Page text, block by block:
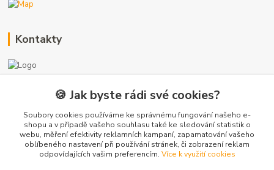
Kontakty
+420 775 872 753
info@radiatory-skladem.cz
🍪 Jak byste rádi své cookies?
Soubory cookies používáme ke správnému fungování našeho e-
shopu a v případě vašeho souhlasu také ke sledování statistik o
webu, měření efektivity reklamních kampaní, zapamatování vašeho
oblíbeného nastavení při používání stránek, či zobrazení reklam
odpovídajících vašim preferencím. Více k využití cookies